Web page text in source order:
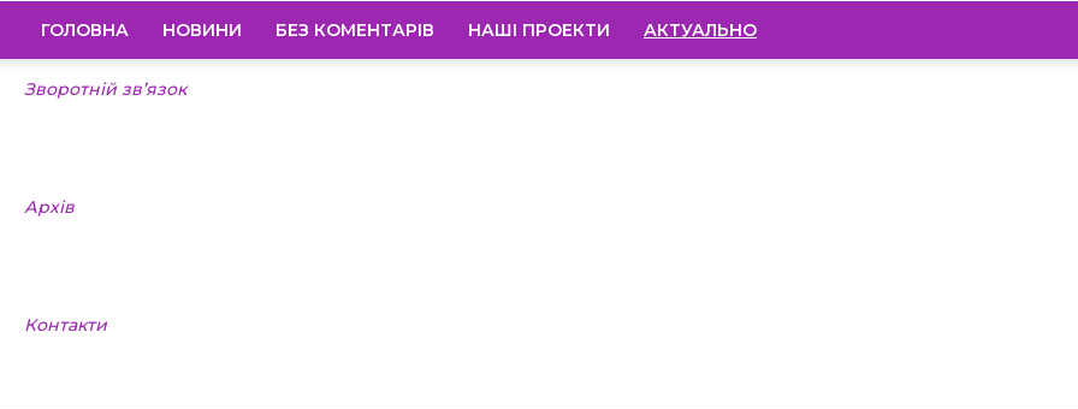
ГОЛОВНА НОВИНИ БЕЗ КОМЕНТАРІВ НАШІ ПРОЕКТИ АКТУАЛЬНО
Зворотній зв’язок
Архів
Контакти